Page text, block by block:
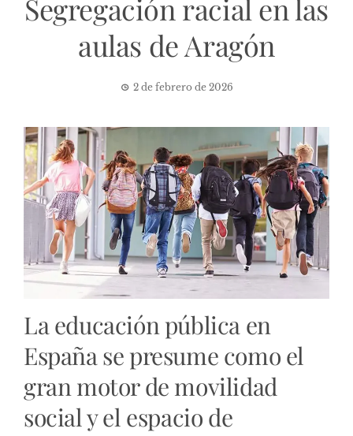
Segregación racial en las
aulas de Aragón
2 de febrero de 2026
La educación pública en
España se presume como el
gran motor de movilidad
social y el espacio de